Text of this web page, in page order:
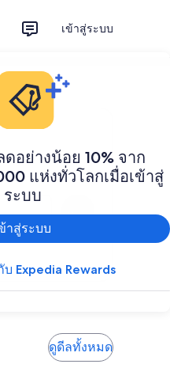
เข้าสู่ระบบ
อย่างน้อย 10% จาก
แห่งทั่วโลกเมื่อเข้าสู่
ระบบ
าสู่ระบบ
Expedia Rewards
ค้นหา
ดูดีลทั้งหมด